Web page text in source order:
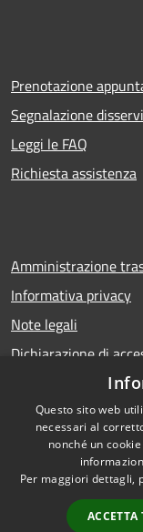
Prenotazione
Segnalazione
Leggi le FAQ
Richiesta assistenza
Amministrazione
Informativa privacy
Note legali
Dichiarazione di
RSS
Accessibilità
Privacy
Mappa del sito
Questo sito web
necessari al
nonché un
Per maggiori dettagli,
ACCETTA